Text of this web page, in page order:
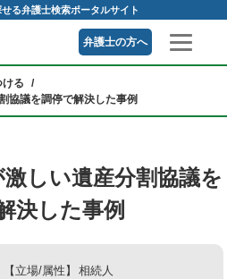
る弁護士検索ポータルサイト
弁護士の方へ
る
協議を調停で解決した事例
しい遺産分割協議を
決した事例
【立場/属性】 相続人